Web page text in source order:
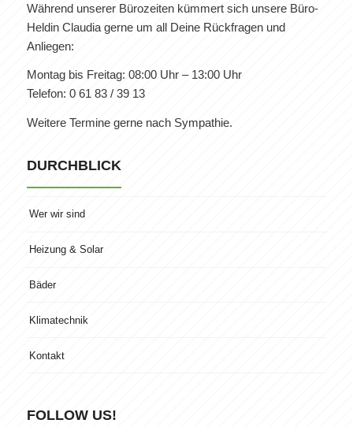
Während unserer Bürozeiten kümmert sich unsere Büro-
Heldin Claudia gerne um all Deine Rückfragen und
Anliegen:
Montag bis Freitag: 08:00 Uhr – 13:00 Uhr
Telefon: 0 61 83 / 39 13
Weitere Termine gerne nach Sympathie.
DURCHBLICK
Wer wir sind
Heizung & Solar
Bäder
Klimatechnik
Kontakt
FOLLOW US!